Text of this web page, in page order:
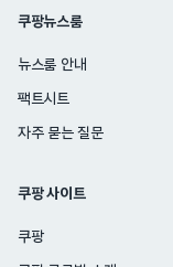
쿠팡뉴스룸
뉴스룸 안내
팩트시트
자주 묻는 질문
쿠팡 사이트
쿠팡